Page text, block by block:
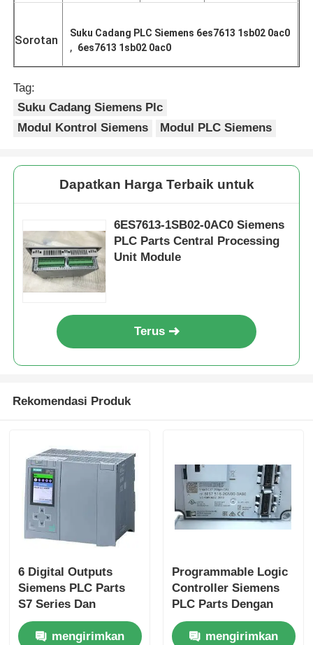
Rumah
Tentang kita
Kontrol kualitas
Hubungi kami
Bagian PLC Omron
Allen Bradley PLC Parts
Bagian PLC Siemens
Yokogawa Stardom PLC
Hima Keselamatan Plc
Foxboro PLC
Sorotan Suku Cadang PLC Siemens 6es7613 1sb02 0ac0
, 6es7613 1sb02 0ac0
Tag:
Suku Cadang Siemens Plc
Modul Kontrol Siemens
Modul PLC Siemens
Dapatkan Harga Terbaik untuk
6ES7613-1SB02-0AC0 Siemens
PLC Parts Central Processing
Unit Module
Terus
Rekomendasi Produk
6 Digital Outputs
Siemens PLC Parts
S7 Series Dan
Original Untuk
Kinerjamengirimkan
Programmable Logic
Controller Siemens
PLC Parts Dengan
Kecepatan CPU 25
Ns/langkah Dan 2
mengirimkan